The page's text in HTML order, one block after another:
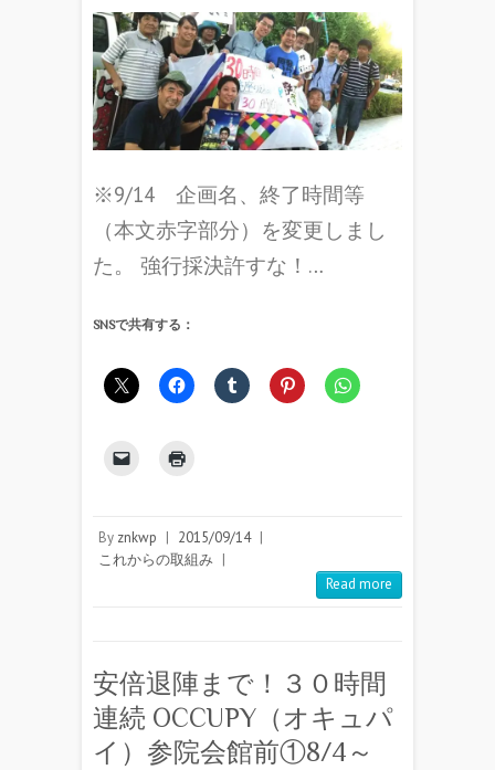
※9/14 企画名、終了時間等
（本文赤字部分）を変更しまし
た。 強行採決許すな！…
SNSで共有する：
By znkwp | 2015/09/14 |
これからの取組み |
Read more
安倍退陣まで！３０時間
連続 OCCUPY（オキュパ
イ）参院会館前①8/4～